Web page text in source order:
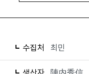
수집처 최민